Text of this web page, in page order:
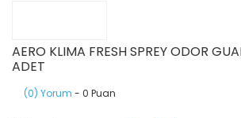
AERO KLIMA FRESH SPREY ODOR
ADET
(0) Yorum - 0 Puan